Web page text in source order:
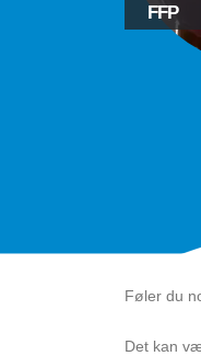
FFP
Føler du
Det kan